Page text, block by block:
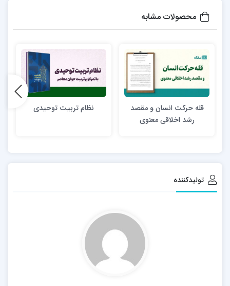
محصولات مشابه
قله حرکت انسان و مقصد
رشد اخلاقی معنوی
نظام تربیت توحیدی
تولیدکننده